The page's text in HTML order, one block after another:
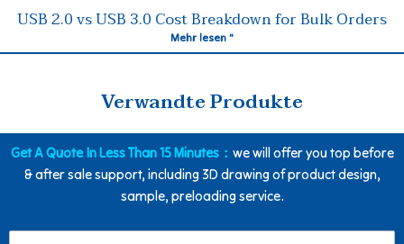
USB 2.0 vs USB 3.0 Cost Breakdown for Bulk Orders
Mehr lesen "
Verwandte Produkte
Get A Quote In Less Than 15 Minutes： we will offer you top before
& after sale support, including 3D drawing of product design,
sample, preloading service.